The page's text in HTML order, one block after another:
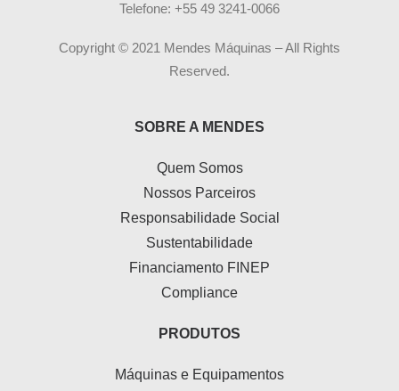
Telefone: +55 49 3241-0066
Copyright © 2021 Mendes Máquinas – All Rights
Reserved.
SOBRE A MENDES
Quem Somos
Nossos Parceiros
Responsabilidade Social
Sustentabilidade
Financiamento FINEP
Compliance
PRODUTOS
Máquinas e Equipamentos